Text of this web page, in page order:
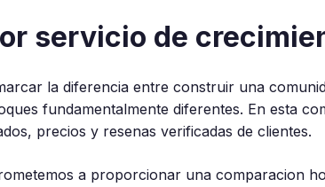
servicio de
la diferencia entre construir una
fundamentalmente diferentes. En esta
precios y resenas verificadas de clientes.
a proporcionar una comparacion